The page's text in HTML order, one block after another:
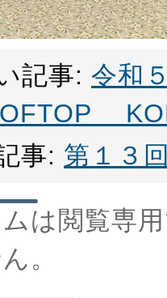
記事: 令和
事: 第１３
は閲覧専
。